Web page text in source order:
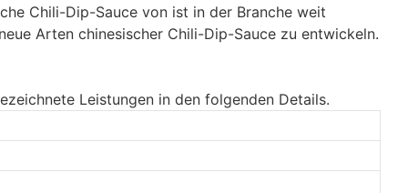
Chili-Dip-Sauce von ist in der Branche weit
Arten chinesischer Chili-Dip-Sauce zu entwickeln.
Leistungen in den folgenden Details.